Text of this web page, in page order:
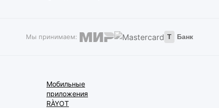
Мы принимаем: Т Банк
Мобильные
приложения
RÀYOT